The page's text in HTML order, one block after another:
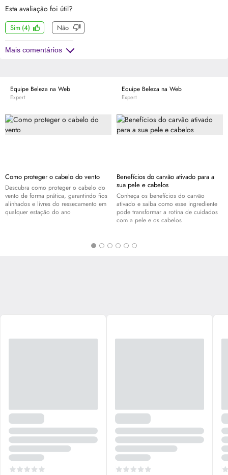
Esta avaliação foi útil?
Sim (4) Não
Mais comentários
Equipe Beleza na Web
Expert
Como proteger o cabelo do vento
Descubra como proteger o cabelo do
vento de forma prática, garantindo fios
alinhados e livres do ressecamento em
qualquer estação do ano
Equipe Beleza na Web
Expert
Benefícios do carvão ativado para a
sua pele e cabelos
Conheça os benefícios do carvão
ativado e saiba como esse ingrediente
pode transformar a rotina de cuidados
com a pele e os cabelos